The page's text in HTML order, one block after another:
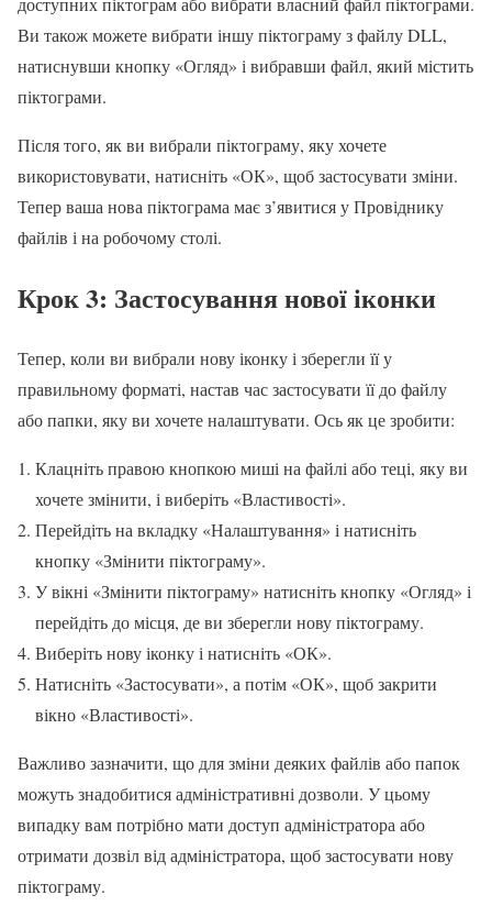
Ви також можете вибрати іншу піктограму з файлу DLL,
натиснувши кнопку «Огляд» і вибравши файл, який містить
піктограми.
Після того, як ви вибрали піктограму, яку хочете
використовувати, натисніть «ОК», щоб застосувати зміни.
Тепер ваша нова піктограма має з’явитися у Провіднику
файлів і на робочому столі.
Крок 3: Застосування нової іконки
Тепер, коли ви вибрали нову іконку і зберегли її у
правильному форматі, настав час застосувати її до файлу
або папки, яку ви хочете налаштувати. Ось як це зробити:
Клацніть правою кнопкою миші на файлі або теці, яку ви
хочете змінити, і виберіть «Властивості».
Перейдіть на вкладку «Налаштування» і натисніть
кнопку «Змінити піктограму».
У вікні «Змінити піктограму» натисніть кнопку «Огляд» і
перейдіть до місця, де ви зберегли нову піктограму.
Виберіть нову іконку і натисніть «ОК».
Натисніть «Застосувати», а потім «ОК», щоб закрити
вікно «Властивості».
Важливо зазначити, що для зміни деяких файлів або папок
можуть знадобитися адміністративні дозволи. У цьому
випадку вам потрібно мати доступ адміністратора або
отримати дозвіл від адміністратора, щоб застосувати нову
піктограму.